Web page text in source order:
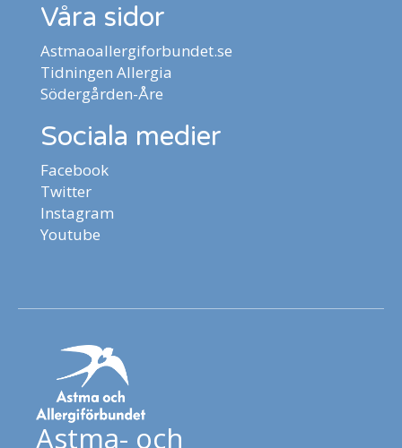
Våra sidor
Astmaoallergiforbundet.se
Tidningen Allergia
Södergården-Åre
Sociala medier
Facebook
Twitter
Instagram
Youtube
Astma- och